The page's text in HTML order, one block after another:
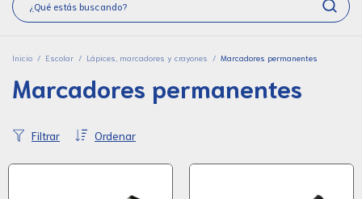
Inicio / Escolar / Lápices, marcadores y crayones / Marcadores permanentes
Marcadores permanentes
Ordenar
Filtrar